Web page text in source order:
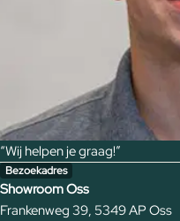
“Wij helpen je graag!”
Bezoekadres
Showroom Oss
Frankenweg 39, 5349 AP Oss